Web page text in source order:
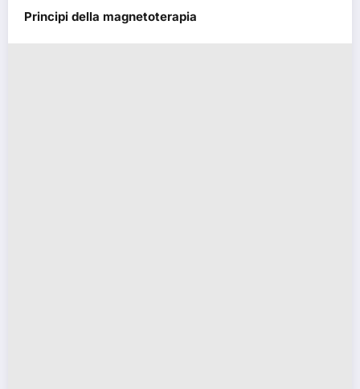
Principi della magnetoterapia